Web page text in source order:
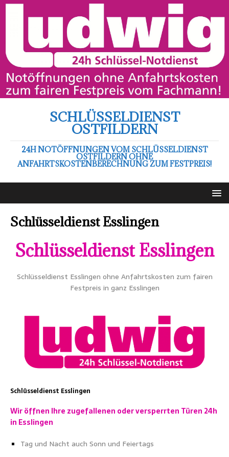
SCHLÜSSELDIENST
OSTFILDERN
24H NOTÖFFNUNGEN VOM SCHLÜSSELDIENST
OSTFILDERN OHNE
ANFAHRTSKOSTENBERECHNUNG ZUM FESTPREIS!
Schlüsseldienst Esslingen
Schlüsseldienst Esslingen
Schlüsseldienst Esslingen ohne Anfahrtskosten zum fairen
Festpreis in ganz Esslingen
Schlüsseldienst Esslingen
Wir öffnen Ihre zugefallenen oder versperrten Türen 24h
in Esslingen
Tag und Nacht auch Sonn und Feiertags